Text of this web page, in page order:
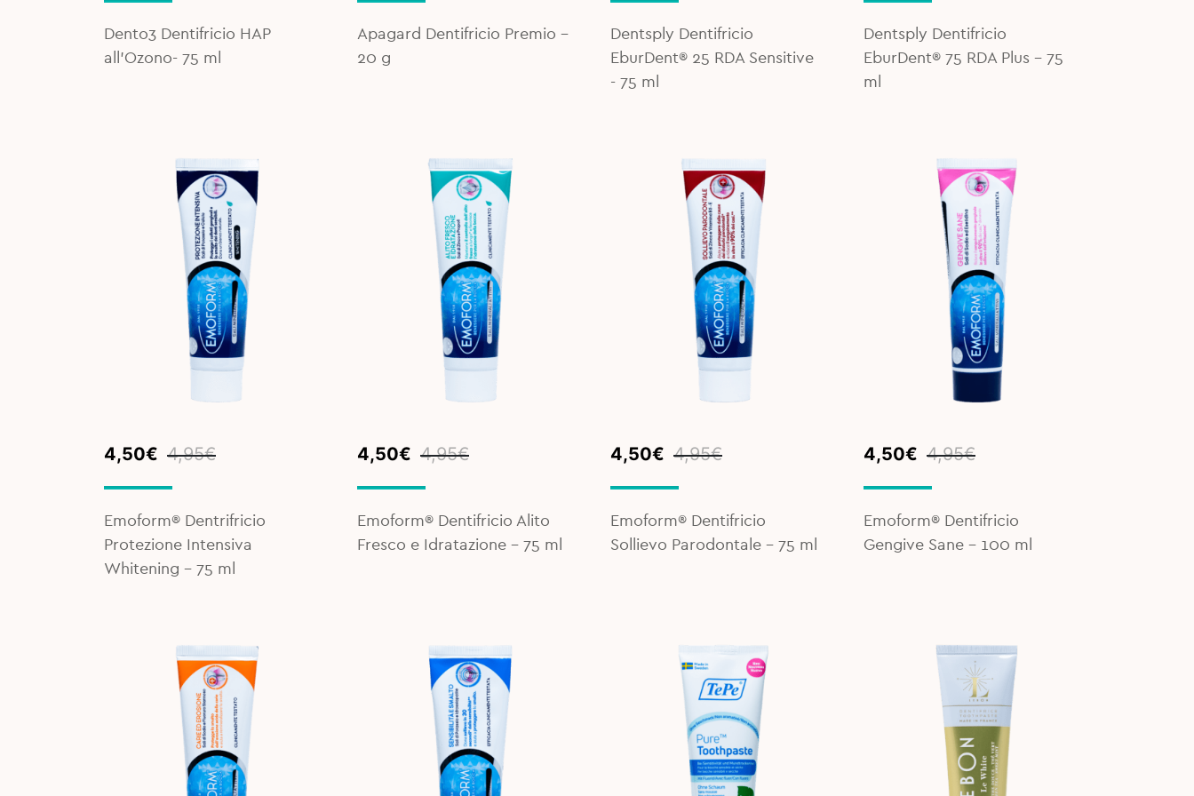
was:
9,00€.
is:
7,50€.
Dento3 Dentifricio HAP
all'Ozono- 75 ml
Apagard Dentifricio Premio –
20 g
was:
8,37€.
is:
7,50€.
Dentsply Dentifricio
EburDent® 25 RDA Sensitive
- 75 ml
was:
8,42€.
is:
7,50€.
Dentsply Dentifricio
EburDent® 75 RDA Plus - 75
ml
4,95€
Original
was:
4,95€.
4,50€
Current
is:
4,50€.
Emoform® Dentrifricio
Protezione Intensiva
Whitening - 75 ml
4,95€
Original
was:
4,95€.
4,50€
Current
is:
4,50€.
Emoform® Dentifricio Alito
Fresco e Idratazione - 75 ml
4,95€
Original
was:
4,95€.
4,50€
Current
is:
4,50€.
Emoform® Dentifricio
Sollievo Parodontale - 75 ml
4,95€
Original
was:
4,95€.
4,50€
Current
is:
4,50€.
Emoform® Dentifricio
Gengive Sane - 100 ml